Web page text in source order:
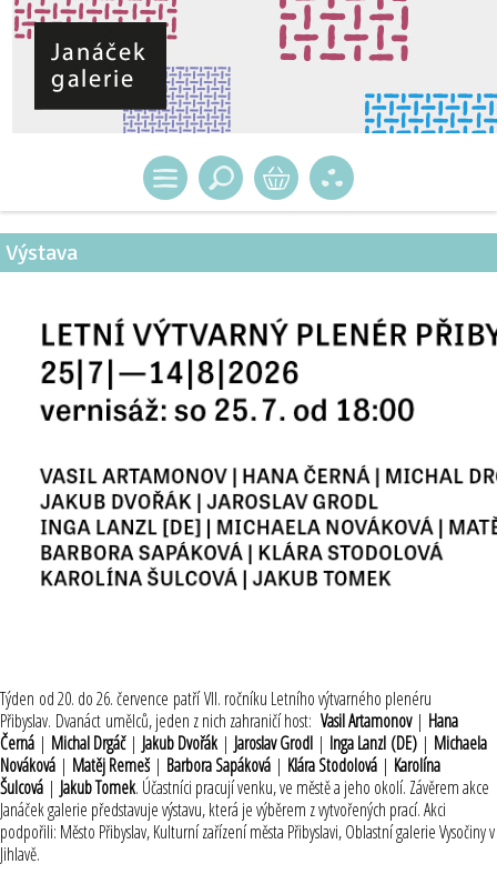
Výstava
Týden od 20. do 26. července patří VII. ročníku Letního výtvarného plenéru
Přibyslav. Dvanáct umělců, jeden z nich zahraničí host: Vasil Artamonov | Hana
Černá | Michal Drgáč | Jakub Dvořák | Jaroslav Grodl | Inga Lanzl (DE) | Michaela
Nováková | Matěj Remeš | Barbora Sapáková | Klára Stodolová | Karolína
Šulcová | Jakub Tomek. Účastníci pracují venku, ve městě a jeho okolí. Závěrem akce
Janáček galerie představuje výstavu, která je výběrem z vytvořených prací. Akci
podpořili: Město Přibyslav, Kulturní zařízení města Přibyslavi, Oblastní galerie Vysočiny v
Jihlavě.